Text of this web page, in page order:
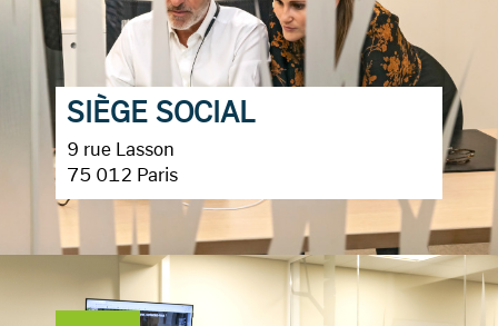
SIÈGE SOCIAL
9 rue Lasson
75 012 Paris